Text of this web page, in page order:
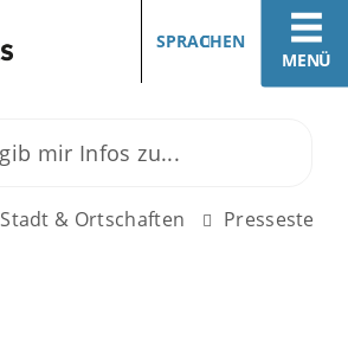
MENÜ
SPRACHEN
Stadt & Ortschaften Pressestelle